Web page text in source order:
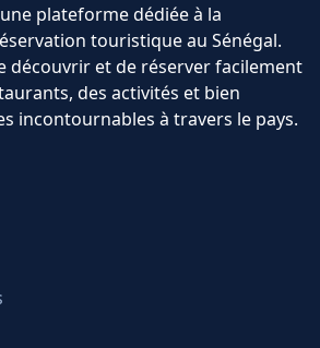
plateforme dédiée à la
touristique au Sénégal.
découvrir et de réserver facilement
des activités et bien
incontournables à travers le pays.